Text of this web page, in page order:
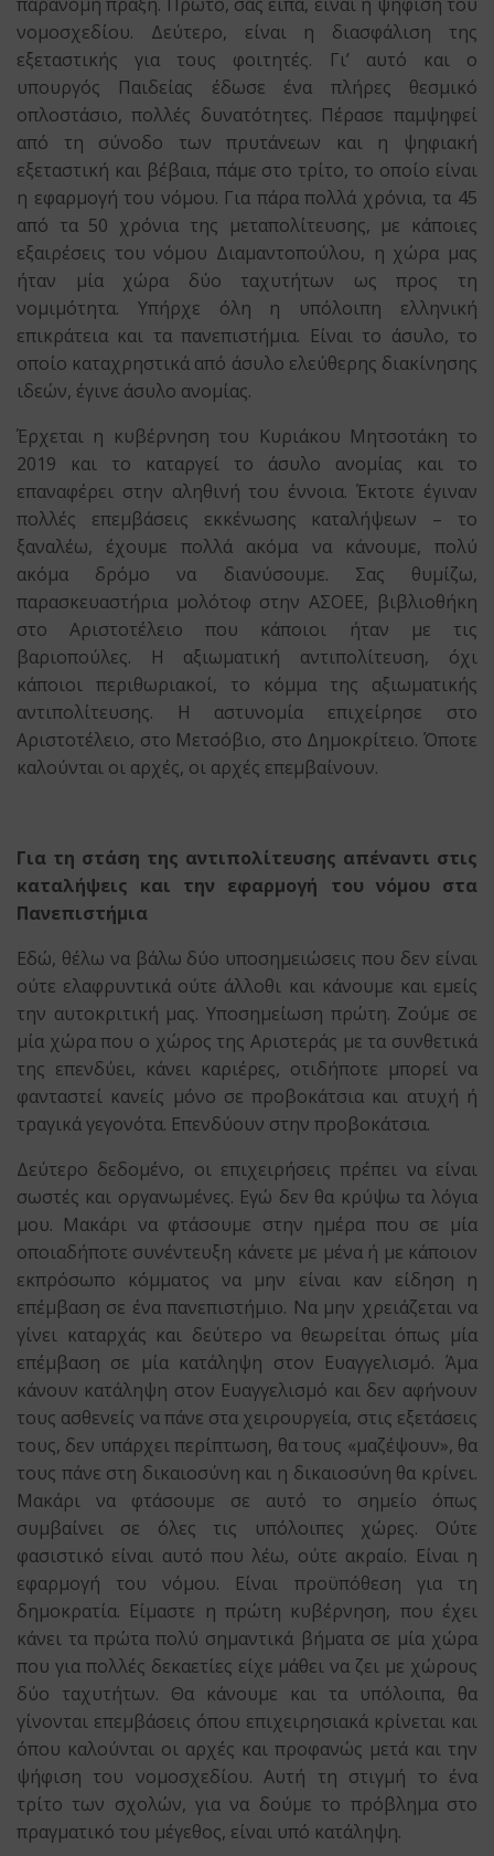
νομοσχεδίου. Δεύτερο, είναι η διασφάλιση της
εξεταστικής για τους φοιτητές. Γι’ αυτό και ο
υπουργός Παιδείας έδωσε ένα πλήρες θεσμικό
οπλοστάσιο, πολλές δυνατότητες. Πέρασε παμψηφεί
από τη σύνοδο των πρυτάνεων και η ψηφιακή
εξεταστική και βέβαια, πάμε στο τρίτο, το οποίο είναι
η εφαρμογή του νόμου. Για πάρα πολλά χρόνια, τα 45
από τα 50 χρόνια της μεταπολίτευσης, με κάποιες
εξαιρέσεις του νόμου Διαμαντοπούλου, η χώρα μας
ήταν μία χώρα δύο ταχυτήτων ως προς τη
νομιμότητα. Υπήρχε όλη η υπόλοιπη ελληνική
επικράτεια και τα πανεπιστήμια. Είναι το άσυλο, το
οποίο καταχρηστικά από άσυλο ελεύθερης διακίνησης
ιδεών, έγινε άσυλο ανομίας.
Έρχεται η κυβέρνηση του Κυριάκου Μητσοτάκη το
2019 και το καταργεί το άσυλο ανομίας και το
επαναφέρει στην αληθινή του έννοια. Έκτοτε έγιναν
πολλές επεμβάσεις εκκένωσης καταλήψεων – το
ξαναλέω, έχουμε πολλά ακόμα να κάνουμε, πολύ
ακόμα δρόμο να διανύσουμε. Σας θυμίζω,
παρασκευαστήρια μολότοφ στην ΑΣΟΕΕ, βιβλιοθήκη
στο Αριστοτέλειο που κάποιοι ήταν με τις
βαριοπούλες. Η αξιωματική αντιπολίτευση, όχι
κάποιοι περιθωριακοί, το κόμμα της αξιωματικής
αντιπολίτευσης. Η αστυνομία επιχείρησε στο
Αριστοτέλειο, στο Μετσόβιο, στο Δημοκρίτειο. Όποτε
καλούνται οι αρχές, οι αρχές επεμβαίνουν.
Για τη στάση της αντιπολίτευσης απέναντι στις
καταλήψεις και την εφαρμογή του νόμου στα
Πανεπιστήμια
Εδώ, θέλω να βάλω δύο υποσημειώσεις που δεν είναι
ούτε ελαφρυντικά ούτε άλλοθι και κάνουμε και εμείς
την αυτοκριτική μας. Υποσημείωση πρώτη. Ζούμε σε
μία χώρα που ο χώρος της Αριστεράς με τα συνθετικά
της επενδύει, κάνει καριέρες, οτιδήποτε μπορεί να
φανταστεί κανείς μόνο σε προβοκάτσια και ατυχή ή
τραγικά γεγονότα. Επενδύουν στην προβοκάτσια.
Δεύτερο δεδομένο, οι επιχειρήσεις πρέπει να είναι
σωστές και οργανωμένες. Εγώ δεν θα κρύψω τα λόγια
μου. Μακάρι να φτάσουμε στην ημέρα που σε μία
οποιαδήποτε συνέντευξη κάνετε με μένα ή με κάποιον
εκπρόσωπο κόμματος να μην είναι καν είδηση η
επέμβαση σε ένα πανεπιστήμιο. Να μην χρειάζεται να
γίνει καταρχάς και δεύτερο να θεωρείται όπως μία
επέμβαση σε μία κατάληψη στον Ευαγγελισμό. Άμα
κάνουν κατάληψη στον Ευαγγελισμό και δεν αφήνουν
τους ασθενείς να πάνε στα χειρουργεία, στις εξετάσεις
τους, δεν υπάρχει περίπτωση, θα τους «μαζέψουν», θα
τους πάνε στη δικαιοσύνη και η δικαιοσύνη θα κρίνει.
Μακάρι να φτάσουμε σε αυτό το σημείο όπως
συμβαίνει σε όλες τις υπόλοιπες χώρες. Ούτε
φασιστικό είναι αυτό που λέω, ούτε ακραίο. Είναι η
εφαρμογή του νόμου. Είναι προϋπόθεση για τη
δημοκρατία. Είμαστε η πρώτη κυβέρνηση, που έχει
κάνει τα πρώτα πολύ σημαντικά βήματα σε μία χώρα
που για πολλές δεκαετίες είχε μάθει να ζει με χώρους
δύο ταχυτήτων. Θα κάνουμε και τα υπόλοιπα, θα
γίνονται επεμβάσεις όπου επιχειρησιακά κρίνεται και
όπου καλούνται οι αρχές και προφανώς μετά και την
ψήφιση του νομοσχεδίου. Αυτή τη στιγμή το ένα
τρίτο των σχολών, για να δούμε το πρόβλημα στο
πραγματικό του μέγεθος, είναι υπό κατάληψη.